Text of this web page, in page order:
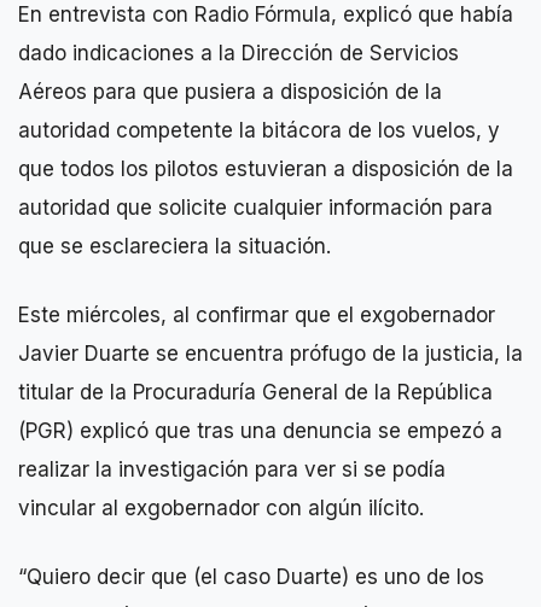
En entrevista con Radio Fórmula, explicó que había
dado indicaciones a la Dirección de Servicios
Aéreos para que pusiera a disposición de la
autoridad competente la bitácora de los vuelos, y
que todos los pilotos estuvieran a disposición de la
autoridad que solicite cualquier información para
que se esclareciera la situación.
Este miércoles, al confirmar que el exgobernador
Javier Duarte se encuentra prófugo de la justicia, la
titular de la Procuraduría General de la República
(PGR) explicó que tras una denuncia se empezó a
realizar la investigación para ver si se podía
vincular al exgobernador con algún ilícito.
“Quiero decir que (el caso Duarte) es uno de los